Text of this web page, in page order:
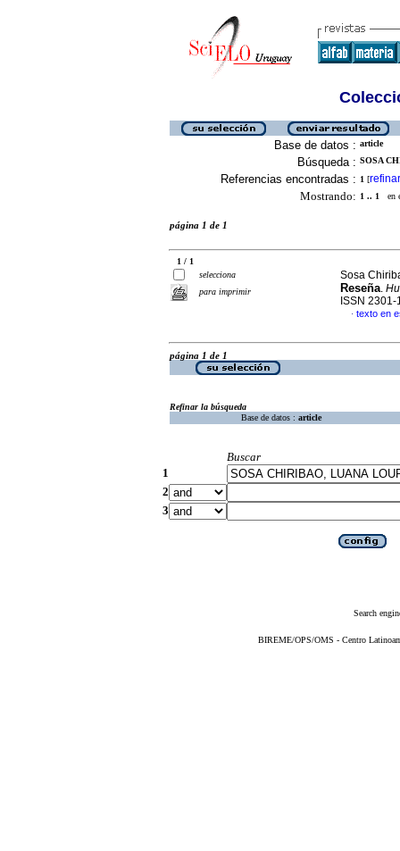
Base de datos : article
Búsqueda : SOSA
Referencias encontradas : 1 [refinar
Mostrando: 1 .. 1 en
página 1 de 1
1 / 1
selecciona
para imprimir
Sosa
Reseña.
ISSN 2301-
· texto en
página 1 de 1
Refinar la búsqueda
Base de datos : article
Buscar
1
2
3
Search
BIREME/OPS/OMS - Centro